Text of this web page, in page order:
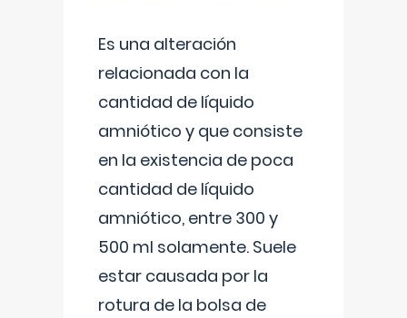
Es una alteración
relacionada con la
cantidad de líquido
amniótico y que consiste
en la existencia de poca
cantidad de líquido
amniótico, entre 300 y
500 ml solamente. Suele
estar causada por la
rotura de la bolsa de